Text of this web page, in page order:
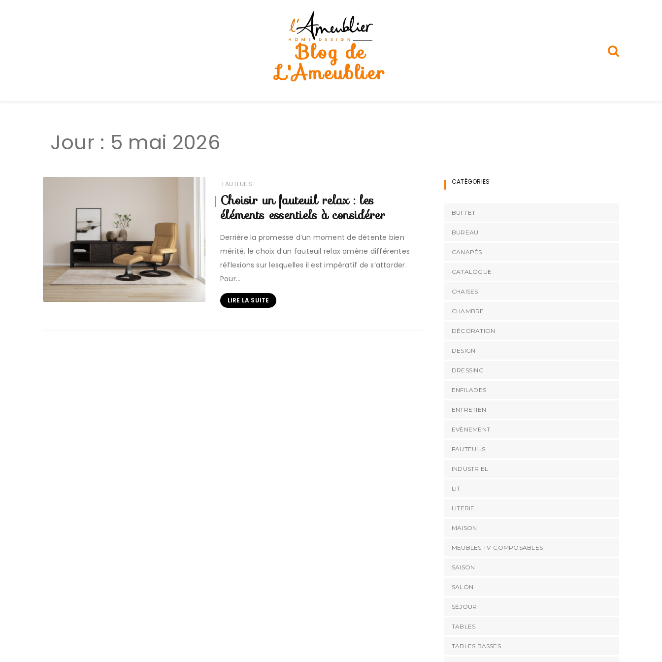
Blog de
L'Ameublier
Jour : 5 mai 2026
FAUTEUILS
Choisir un fauteuil relax : les
éléments essentiels à considérer
Derrière la promesse d’un moment de détente bien
mérité, le choix d’un fauteuil relax amène différentes
réflexions sur lesquelles il est impératif de s’attarder.
Pour…
LIRE LA SUITE
CATÉGORIES
BUFFET
BUREAU
CANAPÉS
CATALOGUE
CHAISES
CHAMBRE
DÉCORATION
DESIGN
DRESSING
ENFILADES
ENTRETIEN
EVÈNEMENT
FAUTEUILS
INDUSTRIEL
LIT
LITERIE
MAISON
MEUBLES TV-COMPOSABLES
SAISON
SALON
SÉJOUR
TABLES
TABLES BASSES